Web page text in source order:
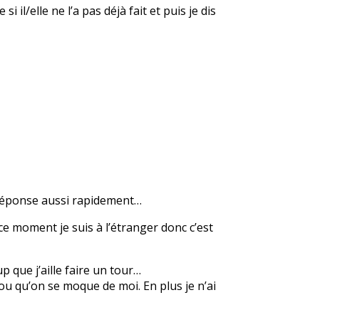
il/elle ne l’a pas déjà fait et puis je dis
aussi rapidement…
moment je suis à l’étranger donc c’est
que j’aille faire un tour…
se moque de moi. En plus je n’ai